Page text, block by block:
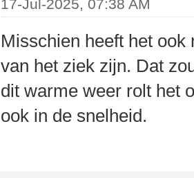
17-Jul-2025, 07:38 AM
Misschien heeft het
van het ziek zijn. Dat
dit warme weer rolt het
ook in de snelheid.